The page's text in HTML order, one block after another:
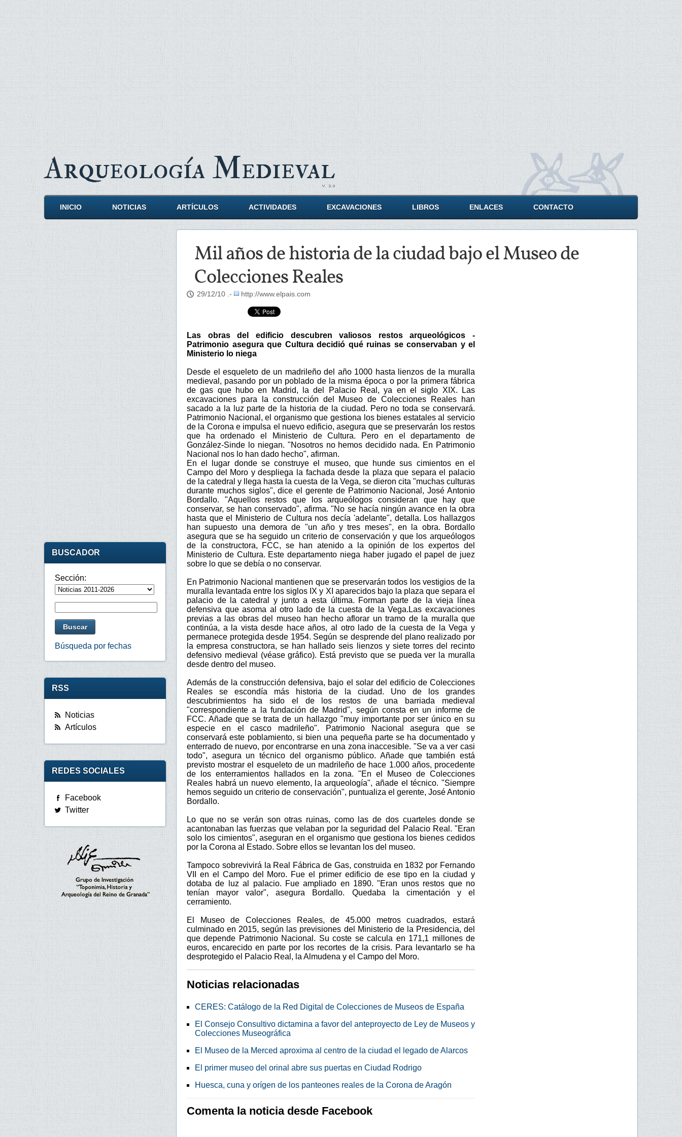
ArqueologíaMedieval
INICIO NOTICIAS ARTÍCULOS ACTIVIDADES EXCAVACIONES LIBROS ENLACES CONTACTO
Mil años de historia de la ciudad bajo el Museo de
Colecciones Reales
29/12/10 .- http://www.elpais.com
Las obras del edificio descubren valiosos restos arqueológicos -
Patrimonio asegura que Cultura decidió qué ruinas se conservaban y el
Ministerio lo niega
Desde el esqueleto de un madrileño del año 1000 hasta lienzos de la muralla
medieval, pasando por un poblado de la misma época o por la primera fábrica
de gas que hubo en Madrid, la del Palacio Real, ya en el siglo XIX. Las
excavaciones para la construcción del Museo de Colecciones Reales han
sacado a la luz parte de la historia de la ciudad. Pero no toda se conservará.
Patrimonio Nacional, el organismo que gestiona los bienes estatales al servicio
de la Corona e impulsa el nuevo edificio, asegura que se preservarán los restos
que ha ordenado el Ministerio de Cultura. Pero en el departamento de
González-Sinde lo niegan. "Nosotros no hemos decidido nada. En Patrimonio
Nacional nos lo han dado hecho", afirman.
En el lugar donde se construye el museo, que hunde sus cimientos en el
Campo del Moro y despliega la fachada desde la plaza que separa el palacio
de la catedral y llega hasta la cuesta de la Vega, se dieron cita "muchas culturas
durante muchos siglos", dice el gerente de Patrimonio Nacional, José Antonio
Bordallo. "Aquellos restos que los arqueólogos consideran que hay que
conservar, se han conservado", afirma. "No se hacía ningún avance en la obra
hasta que el Ministerio de Cultura nos decía 'adelante", detalla. Los hallazgos
han supuesto una demora de "un año y tres meses", en la obra. Bordallo
asegura que se ha seguido un criterio de conservación y que los arqueólogos
de la constructora, FCC, se han atenido a la opinión de los expertos del
Ministerio de Cultura. Este departamento niega haber jugado el papel de juez
sobre lo que se debía o no conservar.
En Patrimonio Nacional mantienen que se preservarán todos los vestigios de la
muralla levantada entre los siglos IX y XI aparecidos bajo la plaza que separa el
palacio de la catedral y junto a esta última. Forman parte de la vieja línea
defensiva que asoma al otro lado de la cuesta de la Vega.Las excavaciones
previas a las obras del museo han hecho aflorar un tramo de la muralla que
continúa, a la vista desde hace años, al otro lado de la cuesta de la Vega y
permanece protegida desde 1954. Según se desprende del plano realizado por
la empresa constructora, se han hallado seis lienzos y siete torres del recinto
defensivo medieval (véase gráfico). Está previsto que se pueda ver la muralla
desde dentro del museo.
Además de la construcción defensiva, bajo el solar del edificio de Colecciones
Reales se escondía más historia de la ciudad. Uno de los grandes
descubrimientos ha sido el de los restos de una barriada medieval
"correspondiente a la fundación de Madrid", según consta en un informe de
FCC. Añade que se trata de un hallazgo "muy importante por ser único en su
especie en el casco madrileño". Patrimonio Nacional asegura que se
conservará este poblamiento, si bien una pequeña parte se ha documentado y
enterrado de nuevo, por encontrarse en una zona inaccesible. "Se va a ver casi
todo", asegura un técnico del organismo público. Añade que también está
previsto mostrar el esqueleto de un madrileño de hace 1.000 años, procedente
de los enterramientos hallados en la zona. "En el Museo de Colecciones
Reales habrá un nuevo elemento, la arqueología", añade el técnico. "Siempre
hemos seguido un criterio de conservación", puntualiza el gerente, José Antonio
Bordallo.
Lo que no se verán son otras ruinas, como las de dos cuarteles donde se
acantonaban las fuerzas que velaban por la seguridad del Palacio Real. "Eran
solo los cimientos", aseguran en el organismo que gestiona los bienes cedidos
por la Corona al Estado. Sobre ellos se levantan los del museo.
Tampoco sobrevivirá la Real Fábrica de Gas, construida en 1832 por Fernando
VII en el Campo del Moro. Fue el primer edificio de ese tipo en la ciudad y
dotaba de luz al palacio. Fue ampliado en 1890. "Eran unos restos que no
tenían mayor valor", asegura Bordallo. Quedaba la cimentación y el
cerramiento.
El Museo de Colecciones Reales, de 45.000 metros cuadrados, estará
culminado en 2015, según las previsiones del Ministerio de la Presidencia, del
que depende Patrimonio Nacional. Su coste se calcula en 171,1 millones de
euros, encarecido en parte por los recortes de la crisis. Para levantarlo se ha
desprotegido el Palacio Real, la Almudena y el Campo del Moro.
Noticias relacionadas
CERES: Catálogo de la Red Digital de Colecciones de Museos de España
El Consejo Consultivo dictamina a favor del anteproyecto de Ley de Museos y
Colecciones Museográfica
El Museo de la Merced aproxima al centro de la ciudad el legado de Alarcos
El primer museo del orinal abre sus puertas en Ciudad Rodrigo
Huesca, cuna y orígen de los panteones reales de la Corona de Aragón
Comenta la noticia desde Facebook
BUSCADOR
Sección:
Búsqueda por fechas
RSS
Noticias
Artículos
REDES SOCIALES
Facebook
Twitter